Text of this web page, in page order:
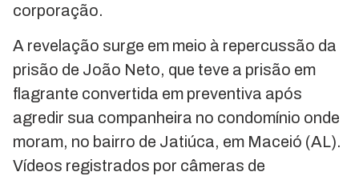
corporação.
A revelação surge em meio à repercussão da
prisão de João Neto, que teve a prisão em
flagrante convertida em preventiva após
agredir sua companheira no condomínio onde
moram, no bairro de Jatiúca, em Maceió (AL).
Vídeos registrados por câmeras de